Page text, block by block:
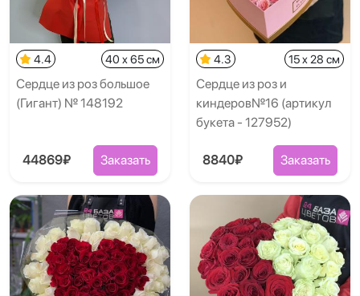
4.4 40 x 65 см
Сердце из роз большое
(Гигант) № 148192
44869₽ Заказать
4.3 15 x 28 см
Сердце из роз и
киндеров№16 (артикул
букета - 127952)
8840₽ Заказать